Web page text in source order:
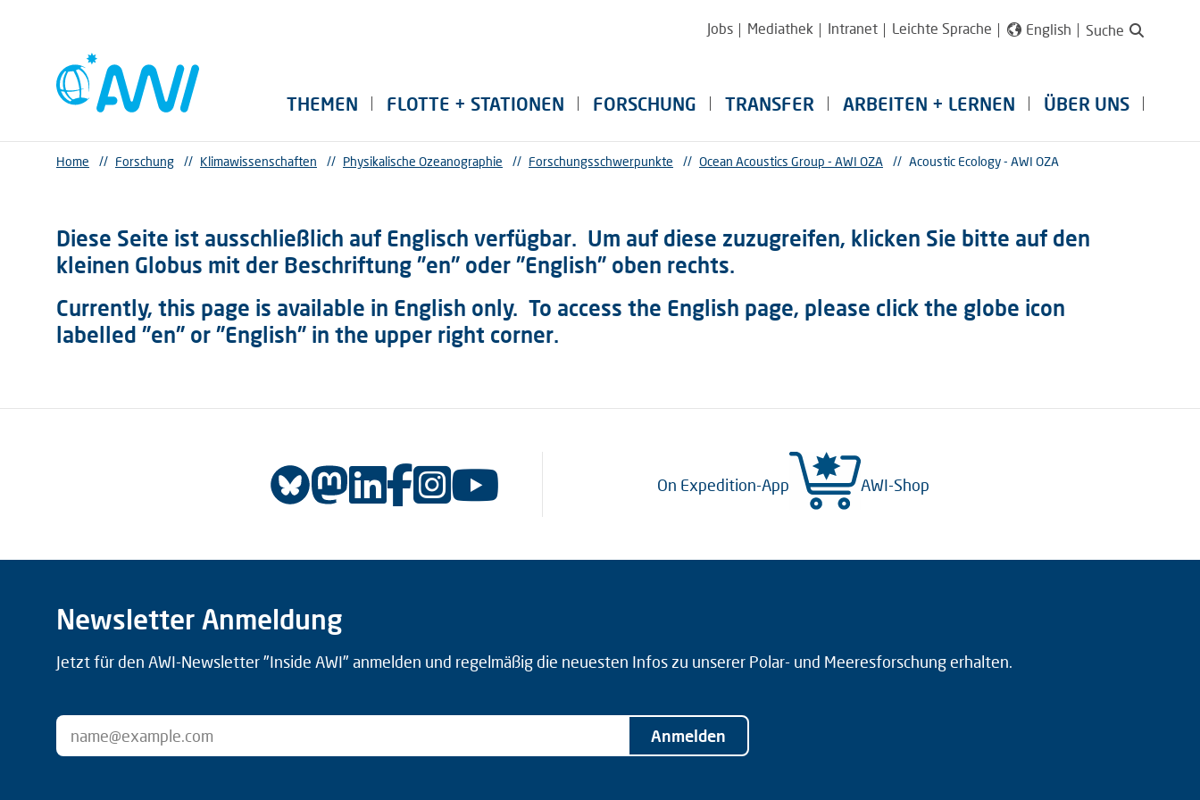
Jobs Mediathek Intranet Leichte Sprache English Suche
THEMEN FLOTTE + STATIONEN FORSCHUNG TRANSFER ARBEITEN + LERNEN ÜBER UNS
Home // Forschung // Klimawissenschaften // Physikalische Ozeanographie // Forschungsschwerpunkte // Ocean Acoustics Group - AWI OZA // Acoustic Ecology - AWI OZA
Diese Seite ist ausschließlich auf Englisch verfügbar. Um auf diese zuzugreifen, klicken Sie bitte auf den
kleinen Globus mit der Beschriftung "en" oder "English" oben rechts.
Currently, this page is available in English only. To access the English page, please click the globe icon
labelled "en" or "English" in the upper right corner.
On Expedition-App AWI-Shop
Newsletter Anmeldung
Jetzt für den AWI-Newsletter "Inside AWI" anmelden und regelmäßig die neuesten Infos zu unserer Polar- und Meeresforschung erhalten.
Anmelden